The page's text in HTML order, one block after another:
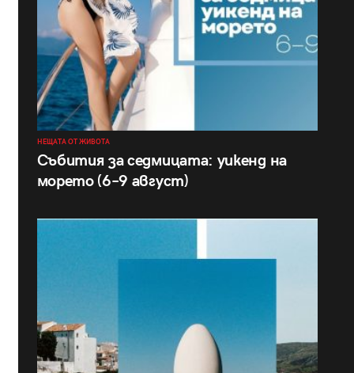
НЕЩАТА ОТ ЖИВОТА
Събития за седмицата: уикенд на
морето (6–9 август)